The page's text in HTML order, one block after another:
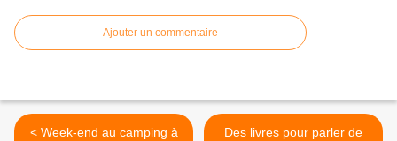
Ajouter un commentaire
< Week-end au camping à
Des livres pour parler de